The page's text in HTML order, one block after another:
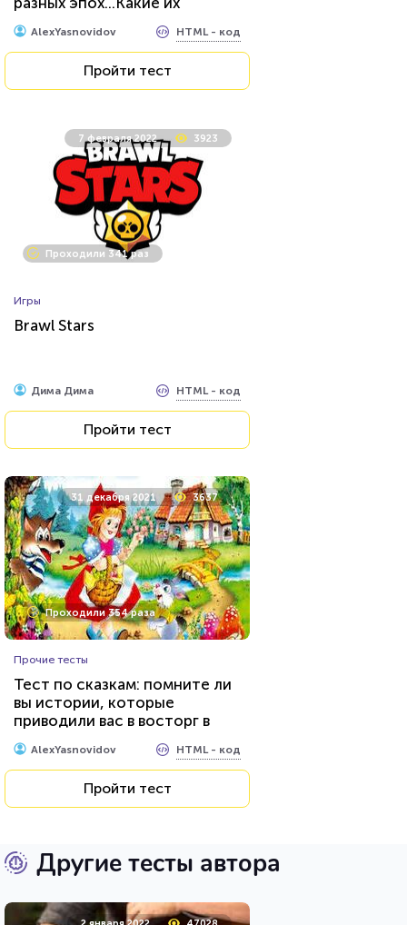
секреты вы знаете?
AlexYasnovidov HTML - код
Пройти тест
7 февраля 2022 3923
Проходили 341 раз
Игры
Brawl Stars
Дима Дима HTML - код
Пройти тест
31 декабря 2021 3637
Проходили 354 раза
Прочие тесты
Тест по сказкам: помните ли
вы истории, которые
приводили вас в восторг в
детстве?
AlexYasnovidov HTML - код
Пройти тест
Другие тесты автора